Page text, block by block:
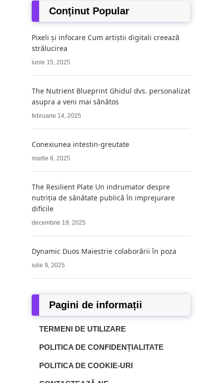
Conținut Popular
Pixeli și infocare Cum artiștii digitali creează
strălucirea
iunie 15, 2025
The Nutrient Blueprint Ghidul dvs. personalizat
asupra a veni mai sănătos
februarie 14, 2025
Conexiunea intestin-greutate
martie 6, 2025
The Resilient Plate Un indrumator despre
nutriția de sănătate publică în imprejurare
dificile
decembrie 19, 2025
Dynamic Duos Maiestrie colaborării în poza
iulie 9, 2025
Pagini de informații
TERMENI DE UTILIZARE
POLITICA DE CONFIDENȚIALITATE
POLITICA DE COOKIE-URI